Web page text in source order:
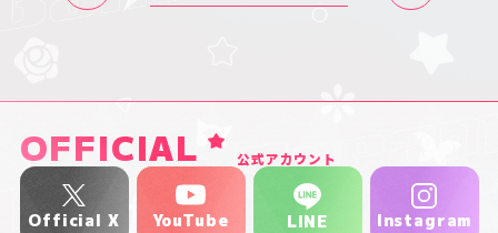
OFFICIAL 公式アカウント
Official X YouTube LINE Instagram